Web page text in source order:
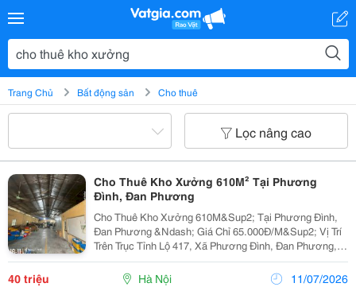
Trang Chủ Bất động sản Cho thuê
Lọc nâng cao
Cho Thuê Kho Xưởng 610M² Tại Phương
Đình, Đan Phương
Cho Thuê Kho Xưởng 610M&Sup2; Tại Phương Đình,
Đan Phương &Ndash; Giá Chỉ 65.000Đ/M&Sup2; Vị Trí
Trên Trục Tỉnh Lộ 417, Xã Phương Đình, Đan Phương,
Hà Nội. Chỉ Cách Kcn Cầu Gáo Khoảng 1Km, Giao
Thông Thuận Tiện. Thông Tin Kho: * Diện...
40 triệu Hà Nội 11/07/2026